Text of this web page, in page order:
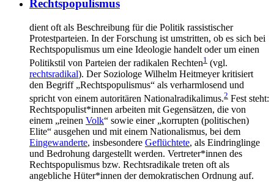
Rechtspopulismus
dient oft als Beschreibung für die Politik rassistischer
Protestparteien. In der Forschung ist umstritten, ob es sich bei
Rechtspopulismus um eine Ideologie handelt oder um einen
Politikstil von Parteien der radikalen Rechten1 (vgl.
rechtsradikal). Der Soziologe Wilhelm Heitmeyer kritisiert
den Begriff „Rechtspopulismus“ als verharmlosend und
spricht von einem autoritären Nationalradikalimus.2 Fest steht:
Rechtspopulist*innen arbeiten mit Gegensätzen, die von
einem „reinen Volk“ sowie einer „korrupten (politischen)
Elite“ ausgehen und mit einem Nationalismus, bei dem
Eingewanderte, insbesondere Geflüchtete, als Eindringlinge
und Bedrohung dargestellt werden. Vertreter*innen des
Rechtspopulismus bzw. Rechtsradikale treten oft als
angebliche Hüter*innen der demokratischen Ordnung auf.